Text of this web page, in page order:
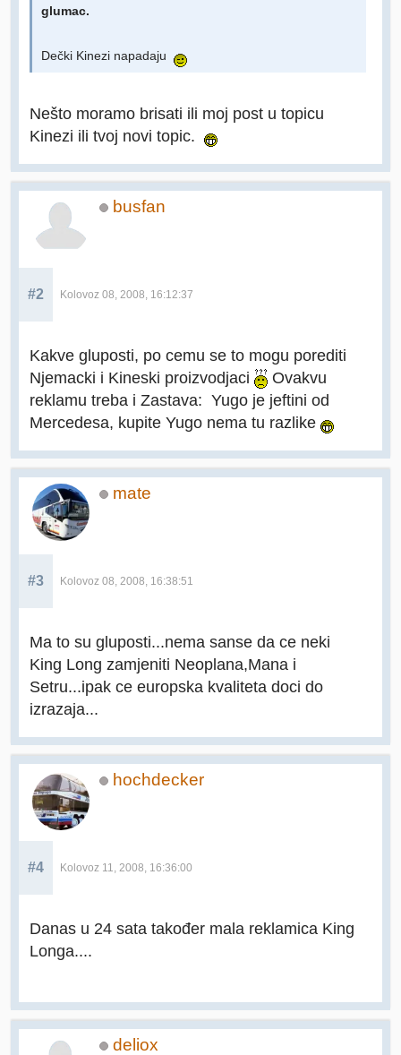
glumac.
Dečki Kinezi napadaju
Nešto moramo brisati ili moj post u topicu
Kinezi ili tvoj novi topic.
busfan
#2 Kolovoz 08, 2008, 16:12:37
Kakve gluposti, po cemu se to mogu porediti
Njemacki i Kineski proizvodjaci
Ovakvu
reklamu treba i Zastava: Yugo je jeftini od
Mercedesa, kupite Yugo nema tu razlike
mate
#3 Kolovoz 08, 2008, 16:38:51
Ma to su gluposti...nema sanse da ce neki
King Long zamjeniti Neoplana,Mana i
Setru...ipak ce europska kvaliteta doci do
izrazaja...
hochdecker
#4 Kolovoz 11, 2008, 16:36:00
Danas u 24 sata također mala reklamica King
Longa....
deliox